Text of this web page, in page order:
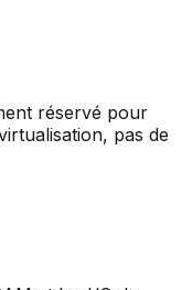
réservé pour
pas de